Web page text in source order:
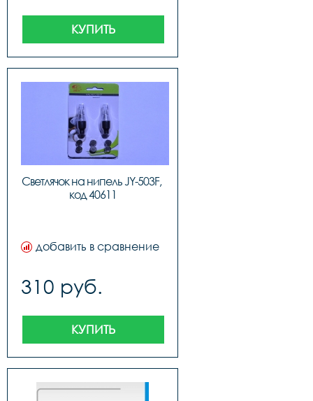
КУПИТЬ
Светлячок на нипель JY-503F,
код 40611
добавить в сравнение
310 руб.
КУПИТЬ